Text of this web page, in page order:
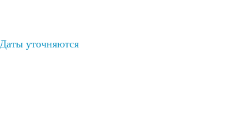
Даты уточняются